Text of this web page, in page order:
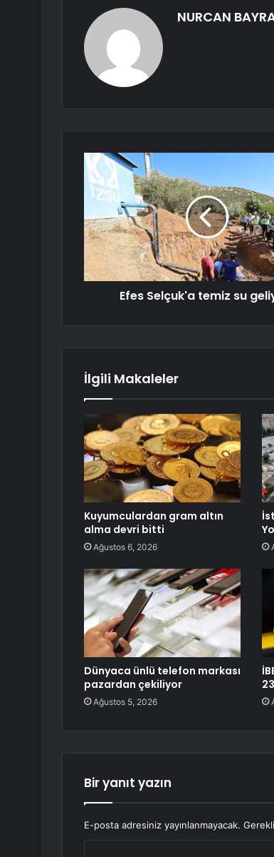
NURCAN
Efes Selçuk'a temiz su
İlgili Makaleler
Kuyumculardan gram altın
alma devri bitti
Ağustos 6, 2026
Dünyaca ünlü telefon markası
pazardan çekiliyor
Ağustos 5, 2026
Bir yanıt yazın
E-posta adresiniz yayınlanmayacak.